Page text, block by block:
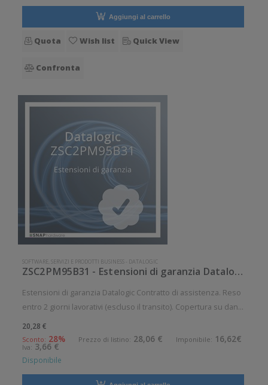
Aggiungi al carrello
Quota Wish list Quick View
Confronta
SOFTWARE, SERVIZI E PRODOTTI BUSINESS - DATALOGIC
ZSC2PM95B31 - Estensioni di garanzia Datalogic
Estensioni di garanzia Datalogic Contratto di assistenza. Reso
entro 2 giorni lavorativi (escluso il transito). Copertura su danni
di usura e su rottura accidentale, per: PM/BT95 Durata
contratto: 3 anni
20,28 €
Sconto: 28% Prezzo di listino: 28,06 € Imponibile: 16,62€
Iva: 3,66 €
Disponibile